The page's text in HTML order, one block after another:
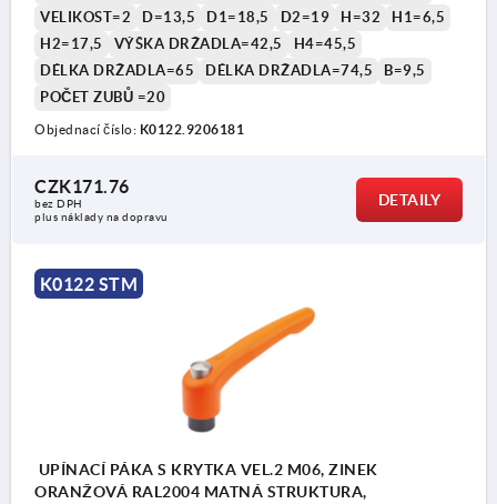
VELIKOST=2
D=13,5 D1=18,5 D2=19 H=32
H1=6,5
H2=17,5
VÝŠKA DRŽADLA=42,5
H4=45,5
DÉLKA DRŽADLA=65
DÉLKA DRŽADLA=74,5
B=9,5
POČET ZUBŮ =20
Objednací číslo: K0122.9206181
CZK171.76
bez DPH
plus náklady na dopravu
DETAILY
K0122 STM
UPÍNACÍ PÁKA S KRYTKA VEL.2 M06, ZINEK
ORANŽOVÁ RAL2004 MATNÁ STRUKTURA,